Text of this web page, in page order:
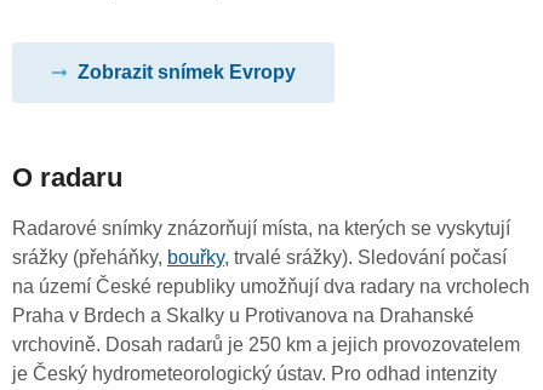
Zobrazit snímek Evropy
O radaru
Radarové snímky znázorňují místa, na kterých se vyskytují
srážky (přeháňky, bouřky, trvalé srážky). Sledování počasí
na území České republiky umožňují dva radary na vrcholech
Praha v Brdech a Skalky u Protivanova na Drahanské
vrchovině. Dosah radarů je 250 km a jejich provozovatelem
je Český hydrometeorologický ústav. Pro odhad intenzity